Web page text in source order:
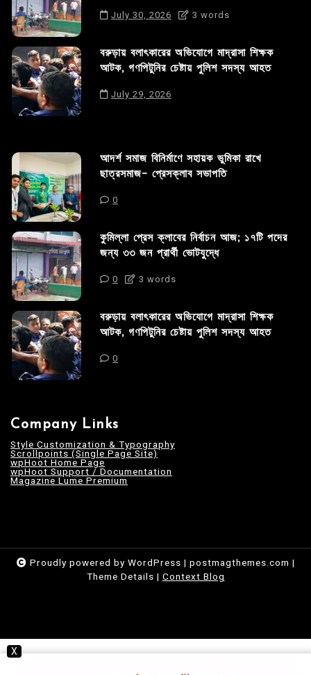
July 30, 2026 3 words
বরুড়ায় বলাৎকারের অভিযোগে মাদ্রাসা শিক্ষক
আটক, গণপিটুনির চেষ্টায় পুলিশ সদস্য আহত
July 29, 2026
আদর্শ সমাজ বিনির্মাণে সহায়ক ভুমিকা রাখে
ছাত্রসমাজ- প্রেসক্লাব সভাপতি
0
কুমিল্লা প্রেস ক্লাবের নির্বাচন আজ; ১৭টি পদের
জন্য ৩৩ জন প্রার্থী ভোটযুদ্ধে
0 3 words
বরুড়ায় বলাৎকারের অভিযোগে মাদ্রাসা শিক্ষক
আটক, গণপিটুনির চেষ্টায় পুলিশ সদস্য আহত
0
Company Links
Style Customization & Typography
Scrollpoints (Single Page Site)
wpHoot Home Page
wpHoot Support / Documentation
Magazine Lume Premium
Proudly powered by WordPress | postmagthemes.com |
Theme Details | Context Blog
X